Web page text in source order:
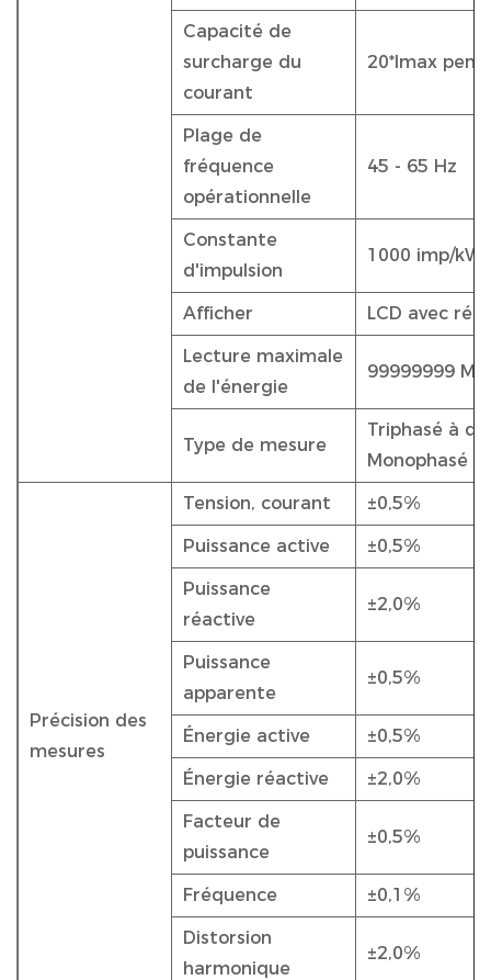
Capacité de
surcharge du
courant
20*Imax
Plage de
fréquence
opérationnelle
45 - 65 Hz
Constante
d'impulsion
1000 imp/
Afficher LCD avec
Lecture maximale
de l'énergie
99999999
Type de mesure
Triphasé à
Monophasé
Précision des
mesures
Tension, courant ±0,5%
Puissance active ±0,5%
Puissance
réactive
±2,0%
Puissance
apparente
±0,5%
Énergie active ±0,5%
Énergie réactive ±2,0%
Facteur de
puissance
±0,5%
Fréquence ±0,1%
Distorsion
harmonique
±2,0%